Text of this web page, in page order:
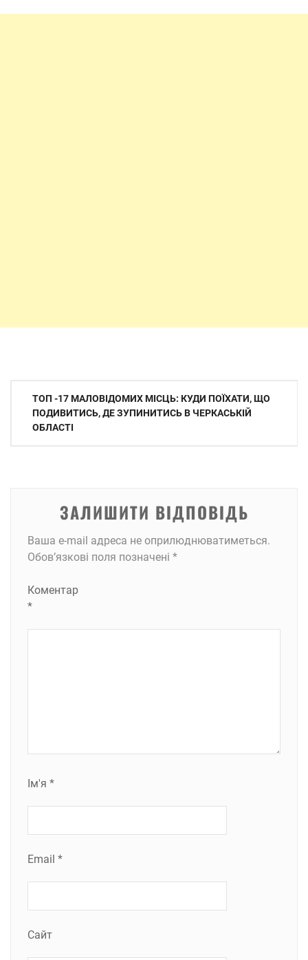
Навігація
записів
ТОП -17 МАЛОВІДОМИХ МІСЦЬ: КУДИ ПОЇХАТИ, ЩО
ПОДИВИТИСЬ, ДЕ ЗУПИНИТИСЬ В ЧЕРКАСЬКІЙ
ОБЛАСТІ
ЗАЛИШИТИ ВІДПОВІДЬ
Ваша e-mail адреса не оприлюднюватиметься.
Обов’язкові поля позначені *
Коментар
*
Ім'я *
Email *
Сайт